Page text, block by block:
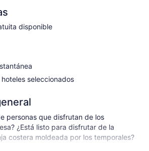
disponible
seleccionados
personas que disfrutan de los
¿Está listo para disfrutar de la
costera moldeada por los temporales?